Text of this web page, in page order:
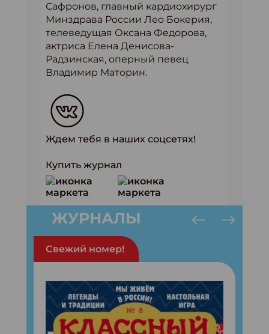
Сафронов, главный кардиохирург
Минздрава России Лео Бокерия,
телеведущая Оксана Федорова,
актриса Елена Денисова-
Радзинская, оперный певец
Владимир Маторин.
Ждем тебя в наших соцсетях!
Купить журнал
ЖУРНАЛЫ
Свежий номер!